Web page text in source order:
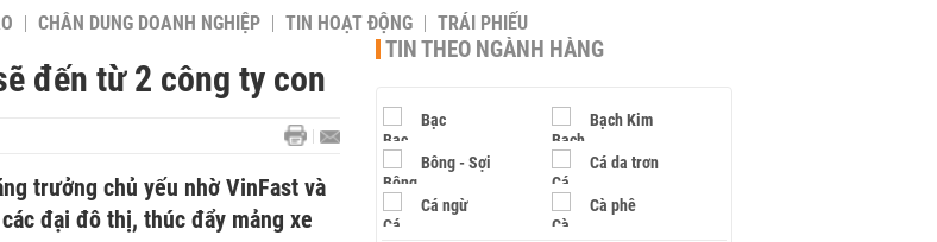
CHÂN DUNG DOANH NGHIỆP TIN HOẠT ĐỘNG TRÁI PHIẾU
đến từ 2 công ty con
trưởng chủ yếu nhờ VinFast và
đại đô thị, thúc đẩy mảng xe
TIN THEO NGÀNH HÀNG
Bạc Bạch Kim
Bông - Sợi Cá da trơn
Cá ngừ Cà phê